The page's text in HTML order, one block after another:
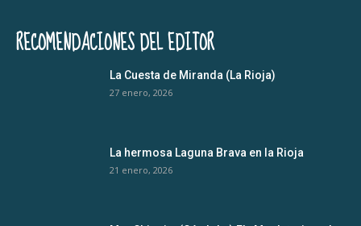
RECOMENDACIONES DEL EDITOR
La Cuesta de Miranda (La Rioja)
27 enero, 2026
La hermosa Laguna Brava en la Rioja
21 enero, 2026